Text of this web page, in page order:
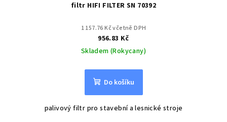
filtr HIFI FILTER SN 70392
1 157.76 Kč včetně DPH
956.83 Kč
Skladem (Rokycany)
Do košíku
palivový filtr pro stavební a lesnické stroje